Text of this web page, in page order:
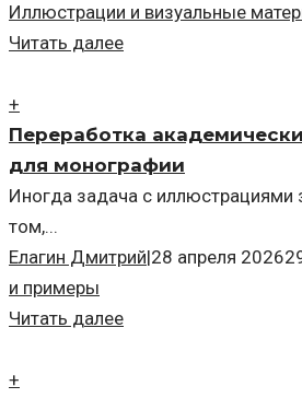
Иллюстрации и визуальные
Читать далее
+
Переработка
для монографии
Иногда задача с иллюстрациями
том,...
Елагин Дмитрий|28 апреля 2026
и примеры
Читать далее
+